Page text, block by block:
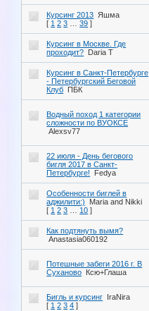
Курсинг 2013 Яшма
[ 1 2 3 39 ]
Курсинг в Москве. Где
проходит?
Daria T
Курсинг в Санкт-Петербурге
- Петербургский Беговой
Клуб
ПБК
Водный поход 1 категории
сложности по ВУОКСЕ
Alexsv77
22 июля - День бегового
бигля 2017 в Санкт-
Петербурге!
Fedya
Особенности биглей в
аджилити:)
Maria and Nikki
[ 1 2 3 10 ]
Как подтянуть вымя?
Anastasia060192
Потешные забеги 2016 г. В
Суханово
Ксю+Глаша
Бигль и курсинг
IraNira
[ 1 2 3 4 ]